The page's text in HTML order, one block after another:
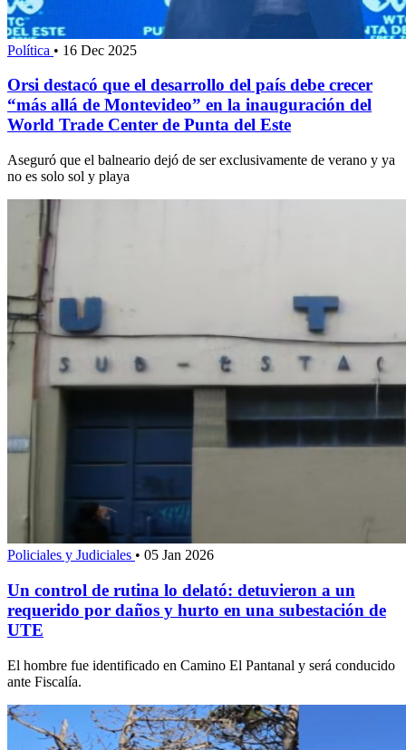
Política • 16 Dec 2025
Orsi destacó que el desarrollo del país debe crecer
“más allá de Montevideo” en la inauguración del
World Trade Center de Punta del Este
Aseguró que el balneario dejó de ser exclusivamente de verano y ya
no es solo sol y playa
Policiales y Judiciales • 05 Jan 2026
Un control de rutina lo delató: detuvieron a un
requerido por daños y hurto en una subestación de
UTE
El hombre fue identificado en Camino El Pantanal y será conducido
ante Fiscalía.